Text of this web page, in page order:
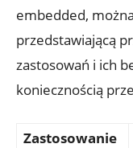
embedded,
przedstawiającą
zastosowań i ich
koniecznością
Zastosowanie